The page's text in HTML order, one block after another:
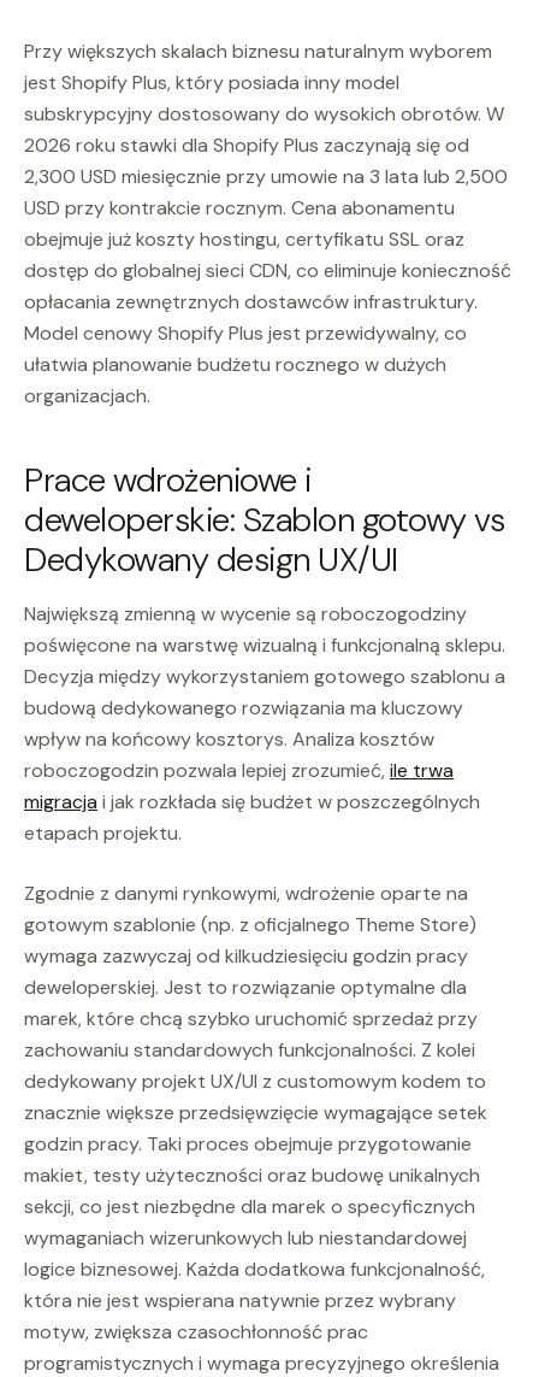
Przy większych skalach biznesu naturalnym wyborem
jest Shopify Plus, który posiada inny model
subskrypcyjny dostosowany do wysokich obrotów. W
2026 roku stawki dla Shopify Plus zaczynają się od
2,300 USD miesięcznie przy umowie na 3 lata lub 2,500
USD przy kontrakcie rocznym. Cena abonamentu
obejmuje już koszty hostingu, certyfikatu SSL oraz
dostęp do globalnej sieci CDN, co eliminuje konieczność
opłacania zewnętrznych dostawców infrastruktury.
Model cenowy Shopify Plus jest przewidywalny, co
ułatwia planowanie budżetu rocznego w dużych
organizacjach.
Prace wdrożeniowe i
deweloperskie: Szablon gotowy vs
Dedykowany design UX/UI
Największą zmienną w wycenie są roboczogodziny
poświęcone na warstwę wizualną i funkcjonalną sklepu.
Decyzja między wykorzystaniem gotowego szablonu a
budową dedykowanego rozwiązania ma kluczowy
wpływ na końcowy kosztorys. Analiza kosztów
roboczogodzin pozwala lepiej zrozumieć,ile trwa
migracja i jak rozkłada się budżet w poszczególnych
etapach projektu.
Zgodnie z danymi rynkowymi, wdrożenie oparte na
gotowym szablonie (np. z oficjalnego Theme Store)
wymaga zazwyczaj od kilkudziesięciu godzin pracy
deweloperskiej. Jest to rozwiązanie optymalne dla
marek, które chcą szybko uruchomić sprzedaż przy
zachowaniu standardowych funkcjonalności. Z kolei
dedykowany projekt UX/UI z customowym kodem to
znacznie większe przedsięwzięcie wymagające setek
godzin pracy. Taki proces obejmuje przygotowanie
makiet, testy użyteczności oraz budowę unikalnych
sekcji, co jest niezbędne dla marek o specyficznych
wymaganiach wizerunkowych lub niestandardowej
logice biznesowej. Każda dodatkowa funkcjonalność,
która nie jest wspierana natywnie przez wybrany
motyw, zwiększa czasochłonność prac
programistycznych i wymaga precyzyjnego określenia